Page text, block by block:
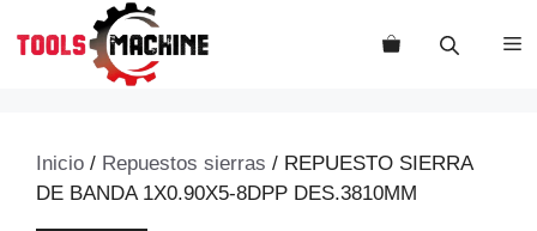
Inicio / Repuestos sierras / REPUESTO SIERRA
DE BANDA 1X0.90X5-8DPP DES.3810MM